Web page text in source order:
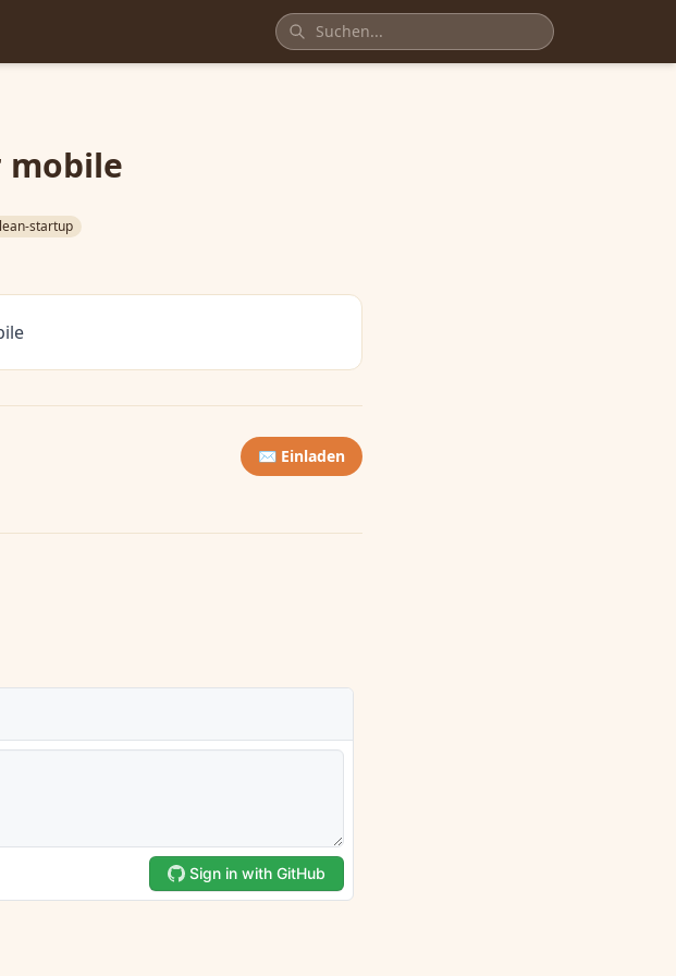
startup
✉️ Einladen